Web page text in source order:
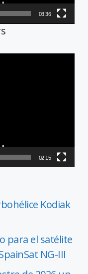
03:36
02:15
Kodiak
para el satélite
NG-III